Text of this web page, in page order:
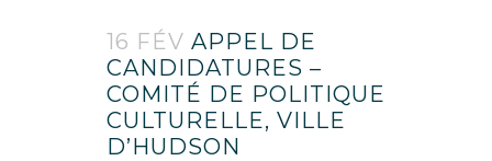
16 FÉV APPEL DE
CANDIDATURES –
COMITÉ DE POLITIQUE
CULTURELLE, VILLE
D’HUDSON